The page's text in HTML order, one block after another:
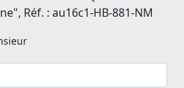
Réf. : au16c1-HB-881-NM